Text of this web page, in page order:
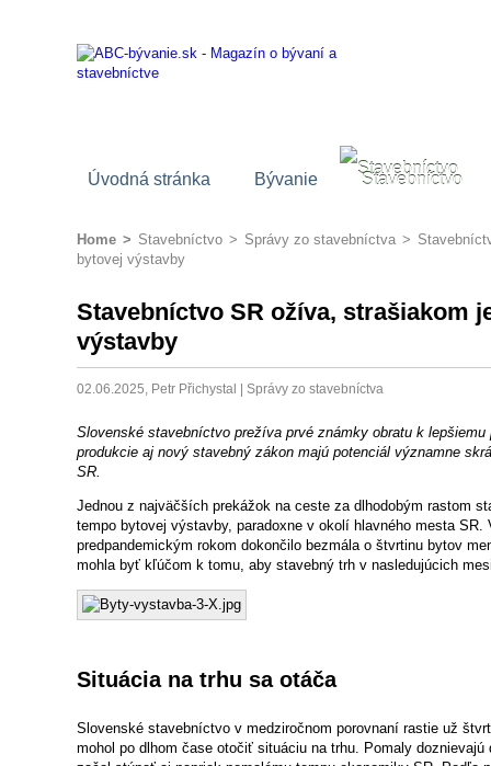
Úvodná stránka Bývanie Stavebníctvo
Home > Stavebníctvo > Správy zo stavebníctva >
bytovej výstavby
Stavebníctvo SR ožíva, strašiakom
výstavby
02.06.2025, Petr Přichystal | Správy zo stavebníctva
Slovenské stavebníctvo prežíva prvé známky obratu k
produkcie aj nový stavebný zákon majú potenciál významne
SR.
Jednou z najväčších prekážok na ceste za dlhodobým rastom
tempo bytovej výstavby, paradoxne v okolí hlavného mesta
predpandemickým rokom dokončilo bezmála o štvrtinu bytov
mohla byť kľúčom k tomu, aby stavebný trh v nasledujúcich
Situácia na trhu sa otáča
Slovenské stavebníctvo v medziročnom porovnaní rastie už
mohol po dlhom čase otočiť situáciu na trhu. Pomaly